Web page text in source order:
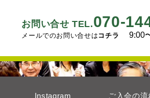
お問い合せ TEL.070-
メールでのお問い合せは コチラ 9:00
Instagram ご入会の流